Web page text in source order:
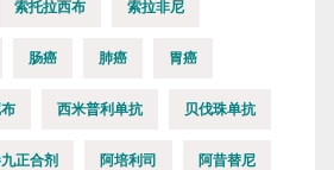
索托拉西布 索拉非尼
肠癌 肺癌 胃癌
西米普利单抗 贝伐珠单抗
正合剂 阿培利司 阿昔替尼